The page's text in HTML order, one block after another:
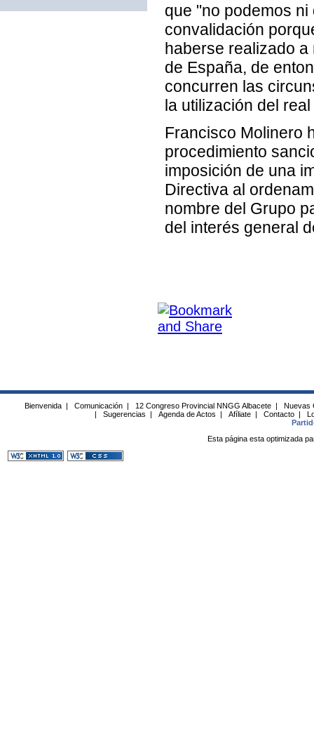
que "no podemos
convalidación
haberse realizado a
de España, de
concurren las
la utilización del
Francisco Molinero
procedimiento
imposición de una
Directiva al
nombre del Grupo
del interés general
Bienvenida | Comunicación | 12 Congreso Provincial NNGG Albacete |
Nuevas
|
Sugerencias | Agenda de Actos | Afíliate | Contacto |
Esta página esta optimizada